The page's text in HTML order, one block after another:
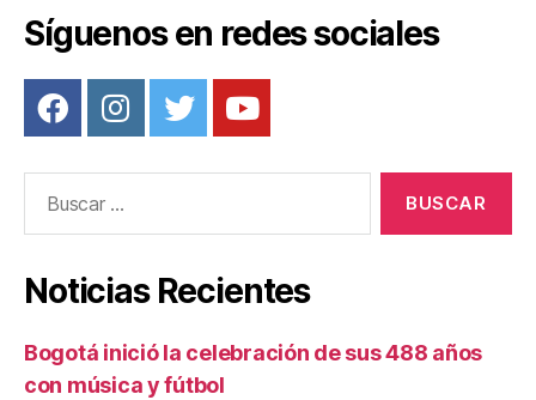
Síguenos en redes sociales
Noticias Recientes
Bogotá inició la celebración de sus 488 años
con música y fútbol